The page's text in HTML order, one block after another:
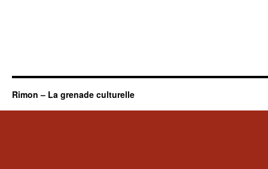
Rimon – La grenade culturelle